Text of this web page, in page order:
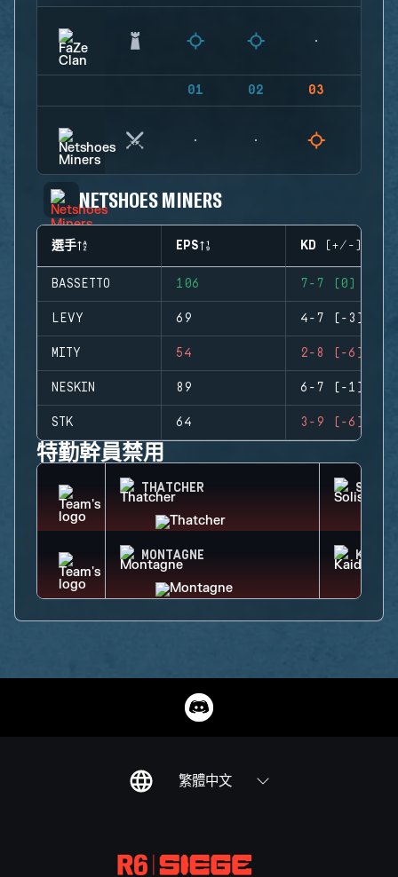
01 02 03
NETSHOES MINERS
選手 EPS KD (+/-)
BASSETTO 106 7-7 (0)
LEVY 69 4-7 (-3)
MITY 54 2-8 (-6)
NESKIN 89 6-7 (-1)
STK 64 3-9 (-6)
特勤幹員禁用
THATCHER SOLIS
MONTAGNE KAID
繁體中文